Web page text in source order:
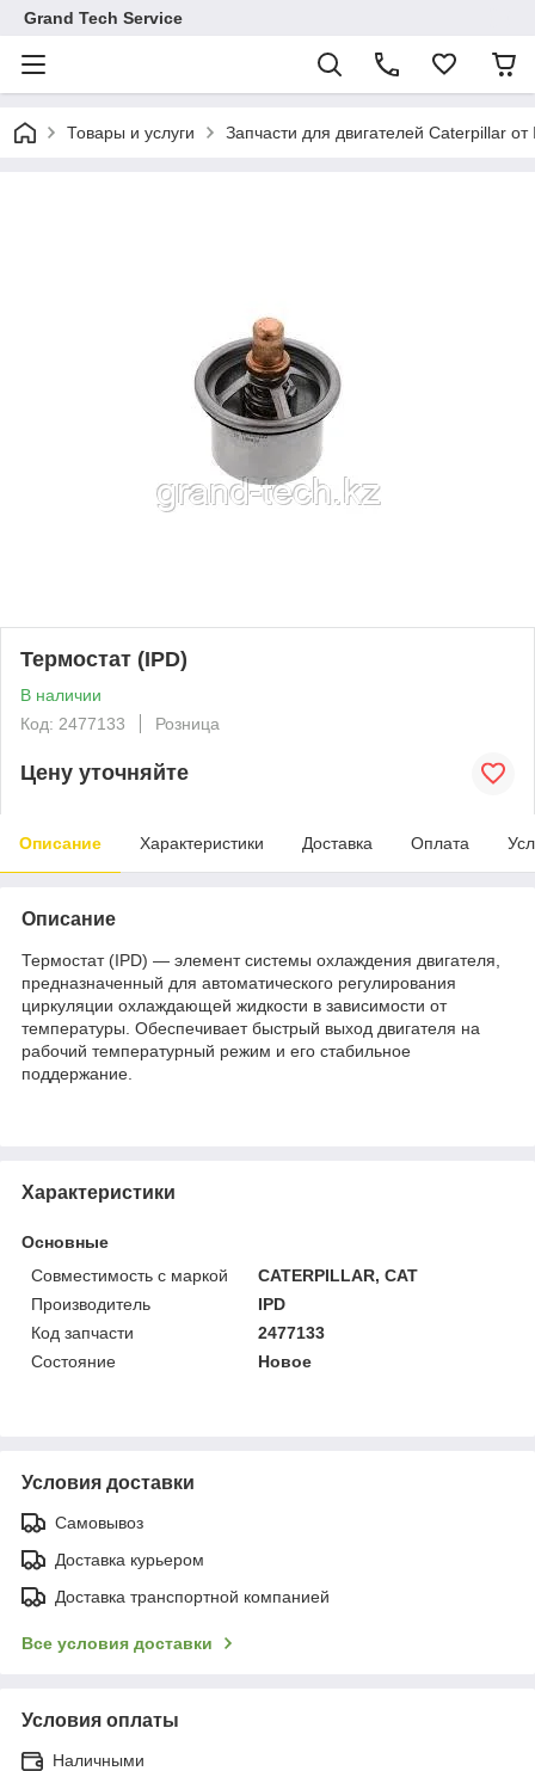
Grand Tech Service
Товары и услуги Запчасти для двигателей Caterpillar от
Термостат (IPD)
В наличии
Код: 2477133
Розница
Цену уточняйте
Описание Характеристики Доставка Оплата
Описание
Термостат (IPD) — элемент системы охлаждения двигателя,
предназначенный для автоматического регулирования
циркуляции охлаждающей жидкости в зависимости от
температуры. Обеспечивает быстрый выход двигателя на
рабочий температурный режим и его стабильное
поддержание.
Характеристики
Основные
Совместимость с маркой
CATERPILLAR, CAT
Производитель
IPD
Код запчасти
2477133
Состояние
Новое
Условия доставки
Самовывоз
Доставка курьером
Доставка транспортной компанией
Все условия доставки
Условия оплаты
Наличными